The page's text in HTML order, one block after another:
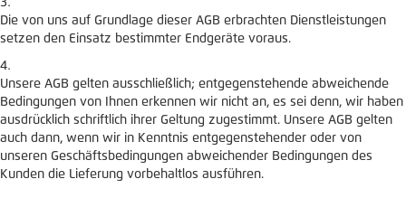
Die von uns auf Grundlage dieser AGB erbrachten Dienstleistungen
setzen den Einsatz bestimmter Endgeräte voraus.
Unsere AGB gelten ausschließlich; entgegenstehende abweichende
Bedingungen von Ihnen erkennen wir nicht an, es sei denn, wir haben
ausdrücklich schriftlich ihrer Geltung zugestimmt. Unsere AGB gelten
auch dann, wenn wir in Kenntnis entgegenstehender oder von
unseren Geschäftsbedingungen abweichender Bedingungen des
Kunden die Lieferung vorbehaltlos ausführen.